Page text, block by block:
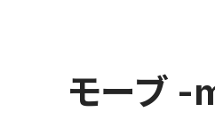
モーブ